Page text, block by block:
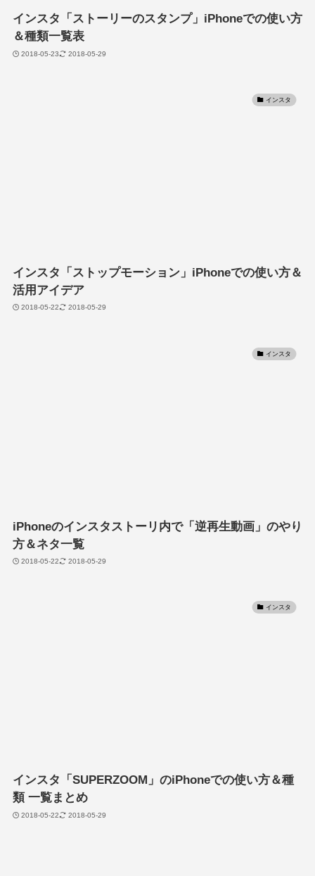
インスタ「ストーリーのスタンプ」iPhoneでの使い方
＆種類一覧表
2018-05-23 2018-05-29
インスタ
インスタ「ストップモーション」iPhoneでの使い方＆
活用アイデア
2018-05-22 2018-05-29
インスタ
iPhoneのインスタストーリ内で「逆再生動画」のやり
方＆ネタ一覧
2018-05-22 2018-05-29
インスタ
インスタ「SUPERZOOM」のiPhoneでの使い方＆種
類 一覧まとめ
2018-05-22 2018-05-29